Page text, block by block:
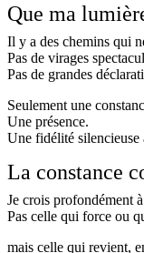
Que ma
Il y a des chemins qui
Pas de virages
Pas de grandes
Seulement une
Une présence.
Une fidélité silencieuse
La constance
Je crois profondément
Pas celle qui force ou
mais celle qui revient,